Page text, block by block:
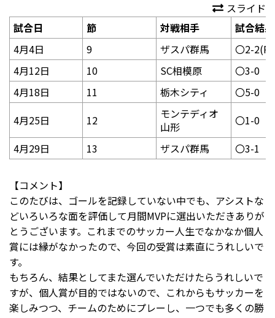
スライド
試合日
節 対戦相手
試合結果
4月4日
9 ザスパ群馬
〇2-
4月12日
10 SC相模原
〇3-0
4月18日
11 栃木シティ
〇5-0
4月25日
12
モンテディオ
山形
〇1-0
4月29日
13 ザスパ群馬 〇3-1
【コメント】
このたびは、ゴールを記録していない中でも、アシストな
どいろいろな面を評価して月間MVPに選出いただきありが
とうございます。これまでのサッカー人生でなかなか個人
賞には縁がなかったので、今回の受賞は素直にうれしいで
す。
もちろん、結果としてまた選んでいただけたらうれしいで
すが、個人賞が目的ではないので、これからもサッカーを
楽しみつつ、チームのためにプレーし、一つでも多くの勝